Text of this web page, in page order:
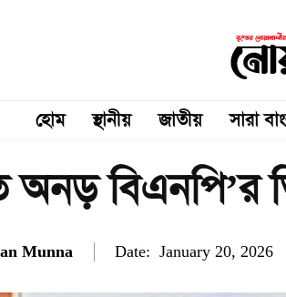
হোম স্থানীয় জাতীয় সারা
বিএনপি’র
Munna Date: January 20, 2026